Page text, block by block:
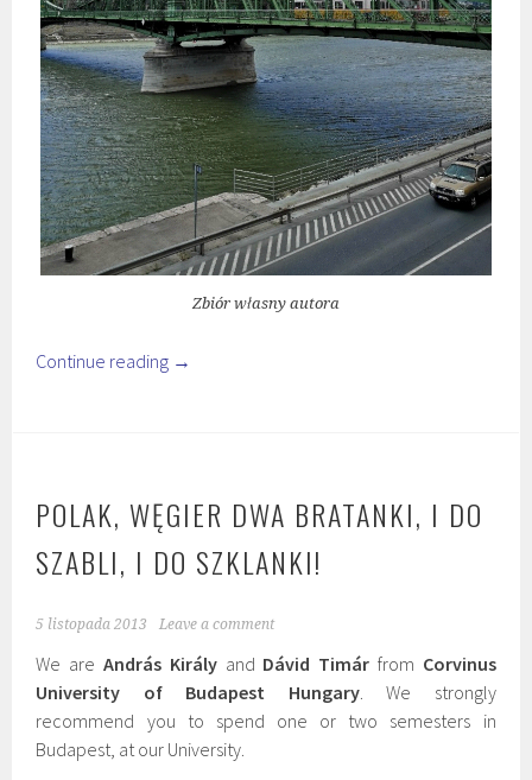
Zbiór własny autora
Continue reading →
POLAK, WĘGIER DWA BRATANKI, I DO
SZABLI, I DO SZKLANKI!
5 listopada 2013 Leave a comment
We are András Királyand Dávid Timár from Corvinus
University of Budapest Hungary. We strongly
recommend you to spend one or two semesters in
Budapest, at our University.